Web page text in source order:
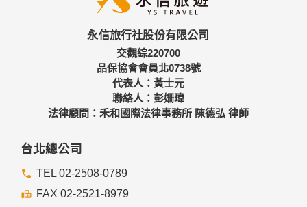
永信旅行社股份有限公司
交觀綜220700
品保協會會員北0738號
代表人：黃士元
聯絡人：彭姍瑋
法律顧問：禾和國際法律事務所 陳德弘 律師
台北總公司
TEL 02-2508-0789
FAX 02-2521-8979